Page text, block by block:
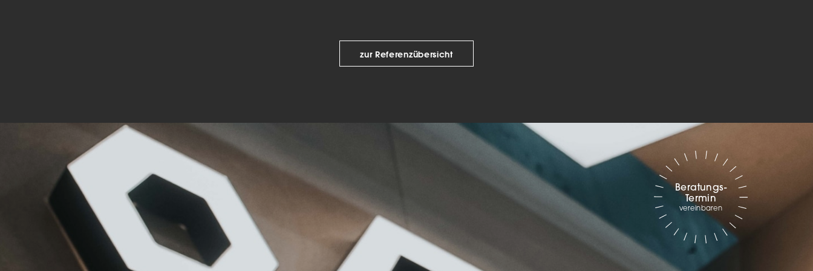
zur Referenzübersicht
Beratungs-
Termin
vereinbaren
Marketing-Cookies werden von Drittanbietern oder Publishern verwendet, um
personalisierte Werbung anzuzeigen. Sie tun dies, indem sie Besucher über Websites